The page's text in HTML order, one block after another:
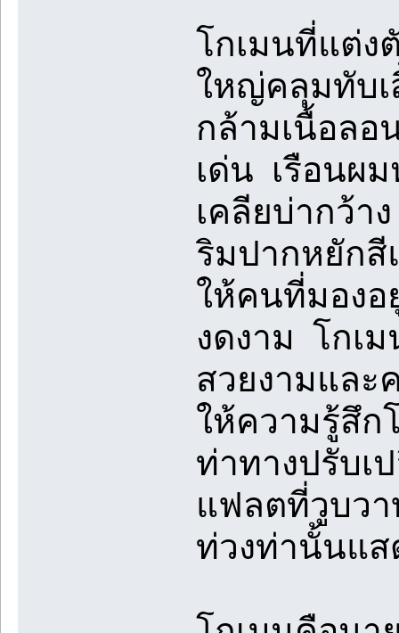
โกเมนที่แต่ง
ใหญ่คลุมทับเ
กล้ามเนื้อลอ
เด่น เรือนผ
เคลียบ่ากว้า
ริมปากหยักสี
ให้คนที่มองอ
งดงาม โกเ
สวยงามและ
ให้ความรู้สึก
ท่าทางปรับเ
แฟลตที่วูบว
ท่วงท่านั้นแส